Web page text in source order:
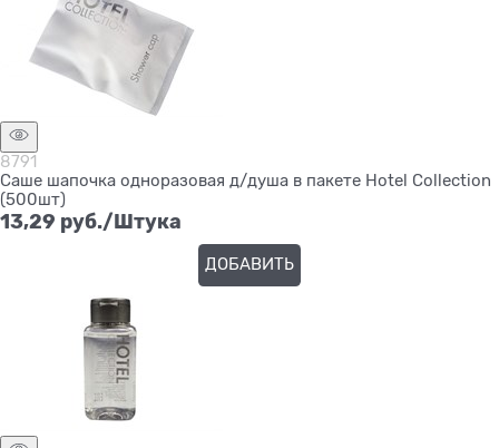
8791
Саше шапочка одноразовая д/душа в пакете Hotel Collection
(500шт)
13,29 руб./Штука
ДОБАВИТЬ